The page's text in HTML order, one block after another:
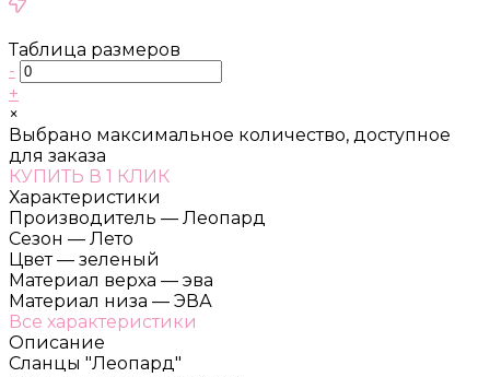
Таблица размеров
-
+
×
Выбрано максимальное количество, доступное
для заказа
КУПИТЬ В 1 КЛИК
Характеристики
Производитель — Леопард
Сезон — Лето
Цвет — зеленый
Материал верха — эва
Материал низа — ЭВА
Все характеристики
Описание
Сланцы "Леопард"